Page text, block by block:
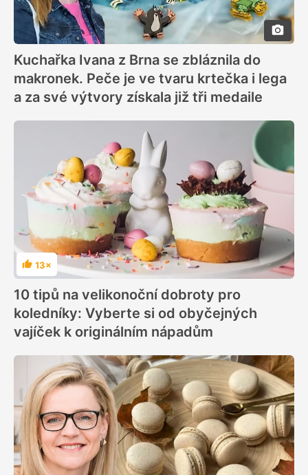
Kuchařka Ivana z Brna se zbláznila do
makronek. Peče je ve tvaru krtečka i lega
a za své výtvory získala již tři medaile
Hodnocení
13×
10 tipů na velikonoční dobroty pro
koledníky: Vyberte si od obyčejných
vajíček k originálním nápadům